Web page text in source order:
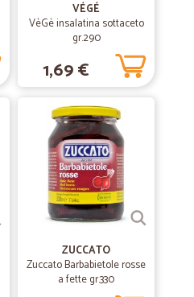
VÉGÉ
VèGè insalatina sottaceto
gr.290
1,69 €
ZUCCATO
Zuccato Barbabietole rosse
a fette gr.330